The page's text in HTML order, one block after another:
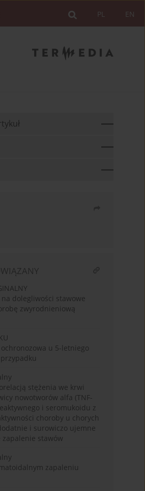
EN
PL
na dolegliwości stawowe
zwyrodnieniową
u 5-letniego
stężenia we krwi
nowotworów alfa (TNF-
i seromukoidu z
choroby u chorych
i surowiczo ujemne
stawów
zapaleniu